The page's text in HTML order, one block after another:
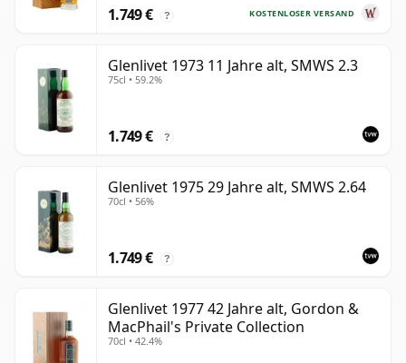
KOSTENLOSER VERSAND
1.749 € ?
Glenlivet 1973 11 Jahre alt, SMWS 2.3
75cl • 59.2%
1.749 € ?
Glenlivet 1975 29 Jahre alt, SMWS 2.64
70cl • 56%
1.749 € ?
Glenlivet 1977 42 Jahre alt, Gordon &
MacPhail's Private Collection
70cl • 42.4%